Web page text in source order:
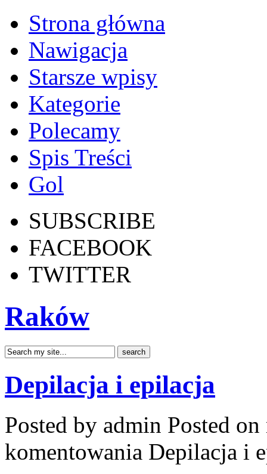
Strona główna
Nawigacja
Starsze wpisy
Kategorie
Polecamy
Spis Treści
Gol
SUBSCRIBE
FACEBOOK
TWITTER
Raków
Depilacja i epilacja
Posted by admin Posted
komentowania Depilacja i